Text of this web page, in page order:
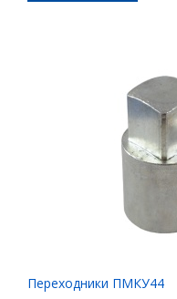
Переходники ПМКУ44